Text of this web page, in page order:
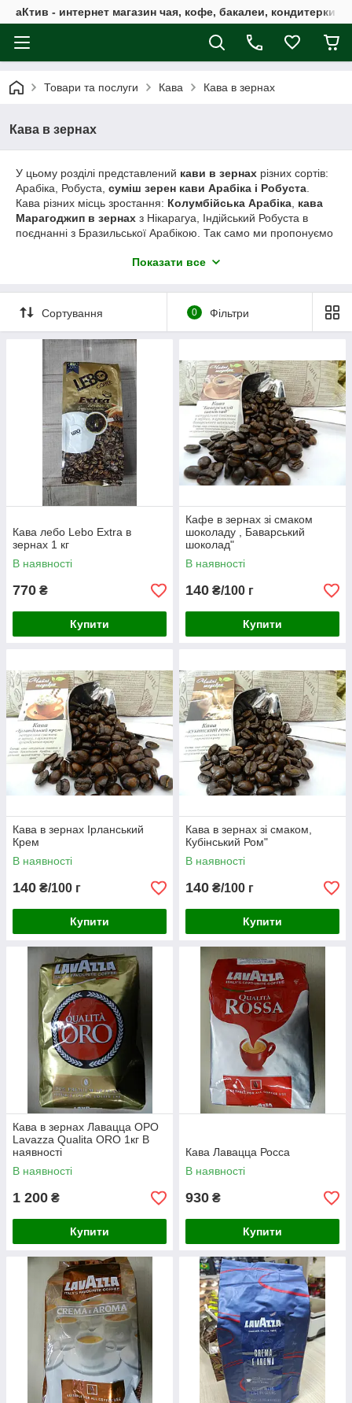
аКтив - интернет магазин чая, кофе, бакалеи, кондитерки
Товари та послуги Кава Кава в зернах
Кава в зернах
У цьому розділі представлений кави в зернах різних сортів:
Арабіка, Робуста, суміш зерен кави Арабіка і Робуста
Кава різних місць зростання: Колумбійська Арабіка кава
Марагоджип в зернах з Нікарагуа, Індійський Робуста в
поєднанні з Бразильської Арабікою. Так само ми пропонуємо
Баварський шоколад,кава в зернах Ірландський Крем
України, де працюють поштові відділення. Багато видів
кавових зерен Ви можете придбати від 100 гр у вигляді
пробника (зв'яжіться з оператором).
Так само Ви можете придбати кавові зерна в нашому
магазині від 50г. Послуга помелу зерен кави різного ступеня,
для наших клієнтів БЕЗКОШТОВНА.
Місцезнаходження нашого магазину на центральному ринку
р. Харків
Показати все
Сортування 0 Фільтри
Кава лебо Lebo Extra в
зернах 1 кг
В наявності
770 ₴
Купити
Кафе в зернах зі смаком
шоколаду , Баварський
шоколад"
В наявності
140 ₴/100 г
Купити
Кава в зернах Ірланський
Крем
В наявності
140 ₴/100 г
Купити
Кава в зернах зі смаком,
Кубінський Ром"
В наявності
140 ₴/100 г
Купити
Кава в зернах Лавацца ОРО
Lavazza Qualita ORO 1кг В
наявності
В наявності
1 200 ₴
Купити
Кава Лавацца Росса
В наявності
930 ₴
Купити